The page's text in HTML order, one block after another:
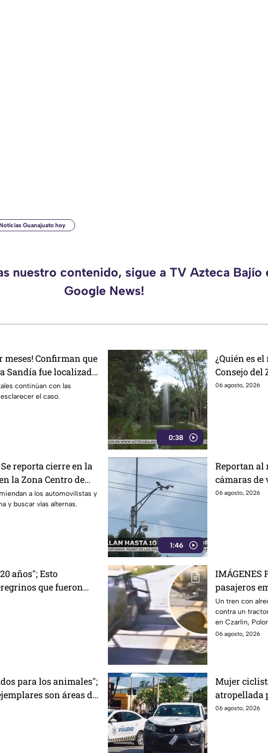
Guanajuato hoy
nuestro contenido, sigue a TV Azteca Bajío
Google News!
meses! Confirman que
Sandía fue localizado
continúan con las
el caso.
0:38
¿Quién es
Consejo del
los
06 agosto, 2026
Se reporta cierre en la
la Zona Centro de
a los automovilistas y
y buscar vías alternas.
1:46
Reportan al
cámaras de
aseguran
06 agosto, 2026
años"; Esto
que fueron
arm4dos en
IMÁGENES
pasajeros
sobre las
Un tren con
contra un
en Czarlin,
06 agosto, 2026
para los animales";
son áreas de
de León
Mujer
atropellada
Purísima del
06 agosto, 2026